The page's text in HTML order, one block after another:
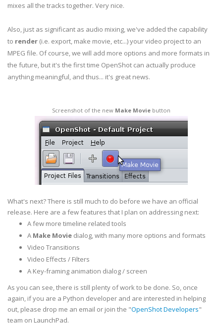
mixes all the tracks together. Very nice.
Also, just as significant as audio mixing, we've added the capability
to render (i.e. export, make movie, etc...) your video project to an
MPEG file. Of course, we will add more options and more formats in
the future, but it's the first time OpenShot can actually produce
anything meaningful, and thus... it's great news.
Screenshot of the new Make Moviebutton
What's next? There is still much to do before we have an official
release. Here are a few features that I plan on addressing next:
A few more timeline related tools
A Make Movie dialog, with many more options and formats
Video Transitions
Video Effects / Filters
A Key-framing animation dialog / screen
As you can see, there is still plenty of work to be done. So, once
again, if you are a Python developer and are interested in helping
out, please drop me an email or join the "OpenShot Developers"
team on LaunchPad.